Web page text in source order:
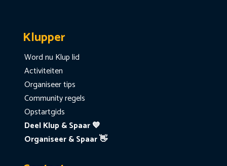
Klupper
Word nu Klup lid
Activiteiten
Organiseer tips
Community regels
Opstartgids
Deel Klup & Spaar 💙
Organiseer & Spaar 👋